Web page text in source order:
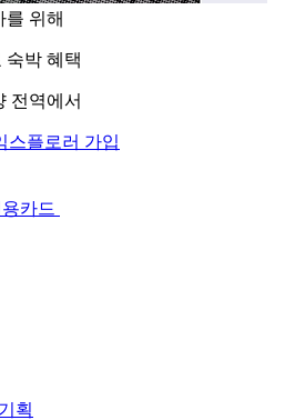
를 위해
숙박 혜택
전역에서
스플로러 가입
카드
획